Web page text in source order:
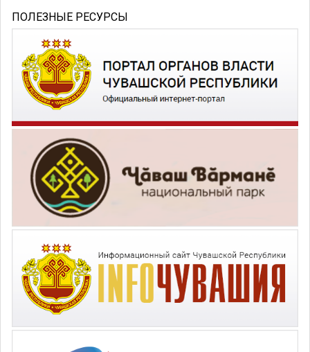
ПОЛЕЗНЫЕ РЕСУРСЫ